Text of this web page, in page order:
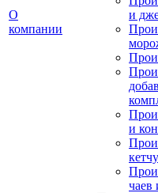
О
компании
и
и
чаев